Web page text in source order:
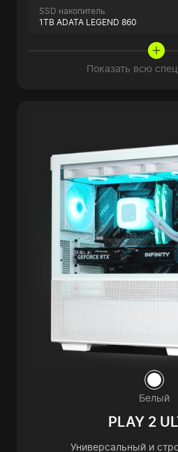
SSD накопитель
1TB ADATA LEGEND 860
Показать всю
Белый
PLAY 2
Универсальный и